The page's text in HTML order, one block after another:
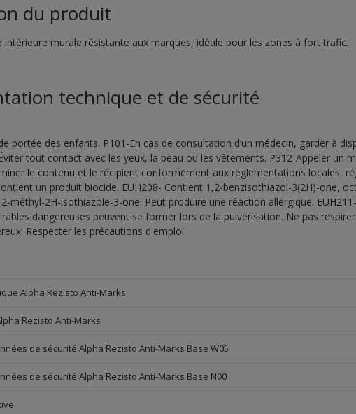
du produit
intérieure murale résistante aux marques, idéale pour les zones à fort trafic.
technique et de sécurité
portée des enfants. P101-En cas de consultation d’un médecin, garder à
tout contact avec les yeux, la peau ou les vêtements. P312-Appeler un
le contenu et le récipient conformément aux réglementations locales,
un produit biocide. EUH208- Contient 1,2-benzisothiazol-3(2H)-one,
méthyl-2H-isothiazole-3-one. Peut produire une réaction allergique.
dangereuses peuvent se former lors de la pulvérisation. Ne pas
Respecter les précautions d'emploi
Alpha Rezisto Anti-Marks
Rezisto Anti-Marks
de sécurité Alpha Rezisto Anti-Marks Base W05
de sécurité Alpha Rezisto Anti-Marks Base N00